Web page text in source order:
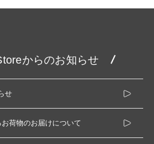
からのお知らせ
せ
荷物のお届けについて